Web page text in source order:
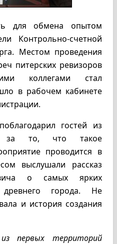
для обмена опытом
Контрольно-счетной
Местом проведения
питерских ревизоров
коллегами стал
в рабочем кабинете
гостей из
за то, что такое
проводится в
выслушали рассказ
о самых ярких
города. Не
и история создания
первых территорий